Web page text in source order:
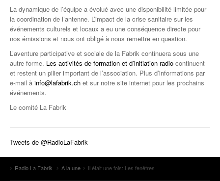
La dynamique de l’équipe a évolué avec une disponibilité limitée pour
la coordination de l’antenne. L’impact de la crise sanitaire sur les
événements culturels et locaux a eu une conséquence directe pour
nos émissions et nous ont obligé à nous remettre en question.
L’aventure participative et sociale de la Fabrik continuera sous une
autre forme. Les activités de formation et d’initiation radio continuent
et restent un pilier important de l’association. Plus d’informations par
e-mail à info@lafabrik.ch et sur notre site internet pour les prochains
événements.
Le comité La Fabrik
Tweets de @RadioLaFabrik
Radio La Fabrik A la une Il était une fois: Les fenêtres